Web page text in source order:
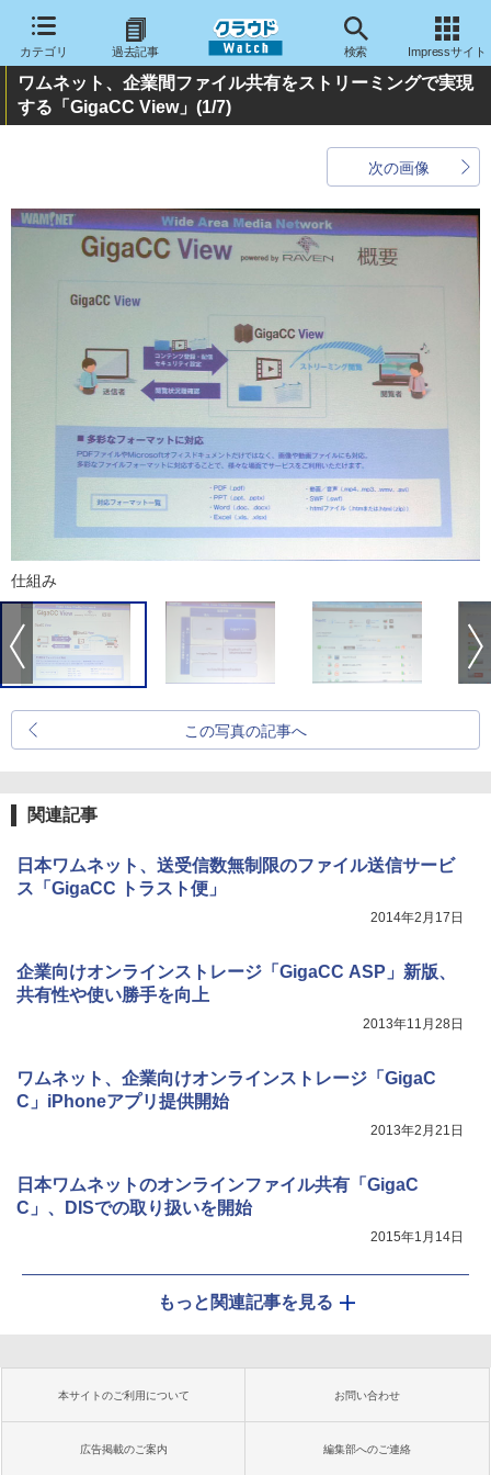
カテゴリ 過去記事 検索 Impressサイト
ワムネット、企業間ファイル共有をストリーミングで実現
する「GigaCC View」 (1/7)
次の画像
仕組み
この写真の記事へ
関連記事
日本ワムネット、送受信数無制限のファイル送信サービ
ス「GigaCC トラスト便」
2014年2月17日
企業向けオンラインストレージ「GigaCC ASP」新版、
共有性や使い勝手を向上
2013年11月28日
ワムネット、企業向けオンラインストレージ「GigaC
C」iPhoneアプリ提供開始
2013年2月21日
日本ワムネットのオンラインファイル共有「GigaC
C」、DISでの取り扱いを開始
2015年1月14日
もっと関連記事を見る
本サイトのご利用について お問い合わせ
広告掲載のご案内 編集部へのご連絡